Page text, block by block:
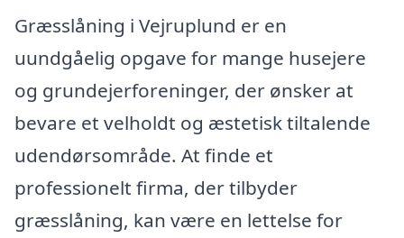
Græsslåning i Vejruplund er en
uundgåelig opgave for mange husejere
og grundejerforeninger, der ønsker at
bevare et velholdt og æstetisk tiltalende
udendørsområde. At finde et
professionelt firma, der tilbyder
græsslåning, kan være en lettelse for